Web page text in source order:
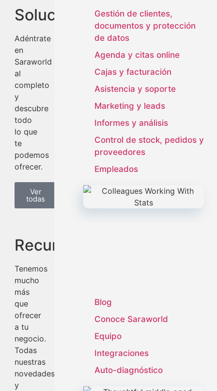
Soluciones
Adéntrate
en
Saraworld
al
completo
y
descubre
todo
lo que
te
podemos
ofrecer.
Ver
todas
Gestión de clientes,
documentos y protección
de datos
Agenda y citas online
Cajas y facturación
Asistencia y soporte
Marketing y leads
Informes y análisis
Control de stock, pedidos y
proveedores
Empleados
Recursos
Tenemos
mucho
más
que
ofrecer
a tu
negocio.
Todas
nuestras
novedades
y
Blog
Conoce Saraworld
Equipo
Integraciones
Auto-diagnóstico